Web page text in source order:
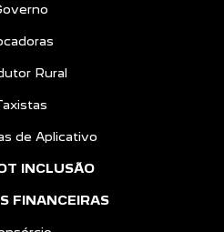
Rural
de Aplicativo
INCLUSÃO
FINANCEIRAS